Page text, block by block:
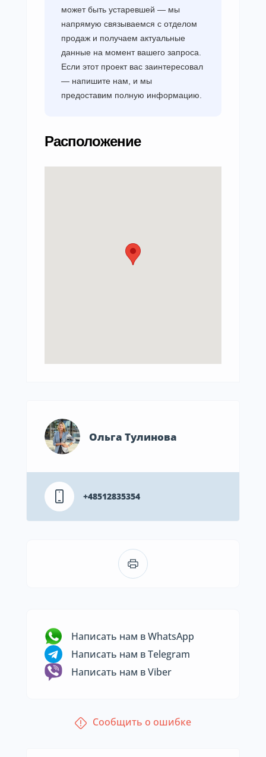
может быть устаревшей — мы
напрямую связываемся с отделом
продаж и получаем актуальные
данные на момент вашего запроса.
Если этот проект вас заинтересовал
— напишите нам, и мы
предоставим полную информацию.
Расположение
Ольга Тулинова
+48512835354
Написать нам в WhatsApp
Написать нам в Telegram
Написать нам в Viber
Сообщить о ошибке